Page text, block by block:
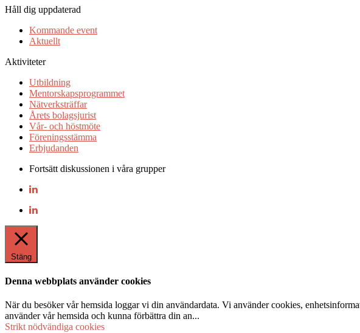
Håll dig uppdaterad
Kommande event
Aktuellt
Aktiviteter
Utbildning
Mentorskapsprogrammet
Nätverksträffar
Årets bolagsjurist
Vår- och höstmöte
Föreningsstämma
Erbjudanden
Fortsätt diskussionen i våra grupper
Stäng
Denna webbplats använder cookies
När du besöker vår hemsida loggar vi din användardata. Vi använder cookies,
använder vår hemsida och kunna förbättra din an...
Strikt nödvändiga cookies